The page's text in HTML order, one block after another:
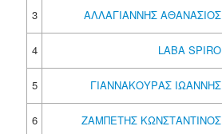
3
ΑΛΛΑΓΙΑΝΝΗΣ ΑΘΑΝΑΣΙΟΣ
4 LABA SPIRO
5 ΓΙΑΝΝΑΚΟΥΡΑΣ ΙΩΑΝΝΗΣ
6
ΖΑΜΠΕΤΗΣ ΚΩΝΣΤΑΝΤΙΝΟΣ